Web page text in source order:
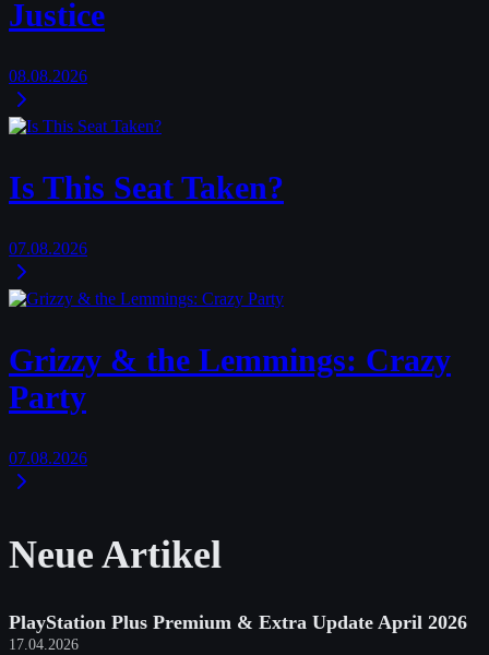
Justice
08.08.2026
Is This Seat Taken?
07.08.2026
Grizzy & the Lemmings: Crazy
Party
07.08.2026
Neue Artikel
PlayStation Plus Premium & Extra Update April 2026
17.04.2026